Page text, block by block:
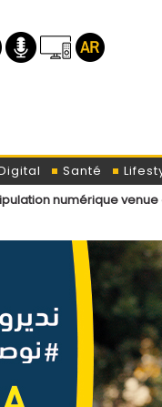
Santé
venue de l’étranger ?